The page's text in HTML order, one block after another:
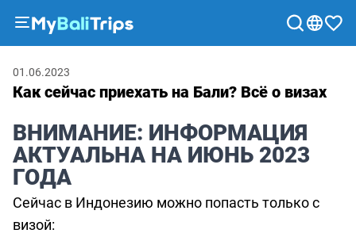
и
экскурсии
Блог
О
нас
Способы
Как сейчас приехать на Бали? Всё о визах
01.06.2023
ВНИМАНИЕ: ИНФОРМАЦИЯ
АКТУАЛЬНА НА ИЮНЬ 2023
ГОДА
Сейчас в Индонезию можно попасть только с
визой: